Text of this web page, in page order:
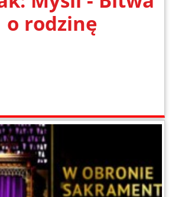
o rodzinę